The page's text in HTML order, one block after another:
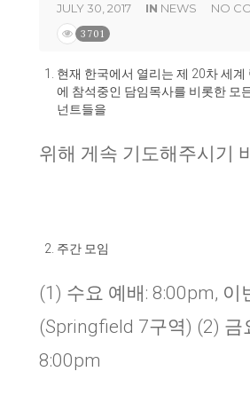
JULY 30, 2017 IN NEWS NO
3701
현재 한국에서 열리는 제 20차 세계
에 참석중인 담임목사를 비롯한 모
넌트들을
위해 게속 기도해주시기
주간 모임
(1) 수요 예배: 8:00pm, 이
(Springfield 7구역) (2) 금
8:00pm